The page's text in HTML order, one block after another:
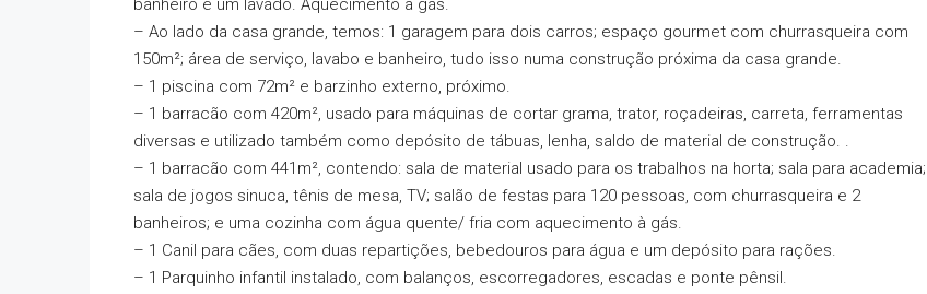
banheiro e um lavado. Aquecimento à gás.
– Ao lado da casa grande, temos: 1 garagem para dois carros; espaço gourmet com churrasqueira com
150m²; área de serviço, lavabo e banheiro, tudo isso numa construção próxima da casa grande.
– 1 piscina com 72m² e barzinho externo, próximo.
– 1 barracão com 420m², usado para máquinas de cortar grama, trator, roçadeiras, carreta, ferramentas
diversas e utilizado também como depósito de tábuas, lenha, saldo de material de construção. .
– 1 barracão com 441m², contendo: sala de material usado para os trabalhos na horta; sala para academia;
sala de jogos sinuca, tênis de mesa, TV; salão de festas para 120 pessoas, com churrasqueira e 2
banheiros; e uma cozinha com água quente/ fria com aquecimento à gás.
– 1 Canil para cães, com duas repartições, bebedouros para água e um depósito para rações.
– 1 Parquinho infantil instalado, com balanços, escorregadores, escadas e ponte pênsil.